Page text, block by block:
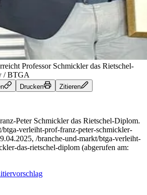
Professor Schmickler das Rietschel-
/ BTGA
Drucken Zitieren
Peter Schmickler das Rietschel-Diplom.
btga-verleiht-prof-franz-peter-schmickler-
/branche-und-markt/btga-verleiht-
das-rietschel-diplom (abgerufen am: